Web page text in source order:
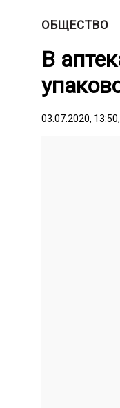
ОБЩЕСТВО
В
03.07.2020, 13:50,